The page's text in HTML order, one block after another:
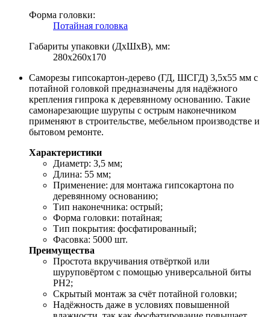
Форма головки:
Потайная головка
Габариты упаковки (ДхШхВ), мм:
280х260х170
Саморезы гипсокартон-дерево (ГД, ШСГД) 3,5х55 мм с
потайной головкой предназначены для надёжного
крепления гипрока к деревянному основанию. Такие
самонарезающие шурупы с острым наконечником
применяют в строительстве, мебельном производстве и
бытовом ремонте.
Характеристики
Диаметр: 3,5 мм;
Длина: 55 мм;
Применение: для монтажа гипсокартона по
деревянному основанию;
Тип наконечника: острый;
Форма головки: потайная;
Тип покрытия: фосфатированный;
Фасовка: 5000 шт.
Преимущества
Простота вкручивания отвёрткой или
шуруповёртом с помощью универсальной биты
PH2;
Скрытый монтаж за счёт потайной головки;
Надёжность даже в условиях повышенной